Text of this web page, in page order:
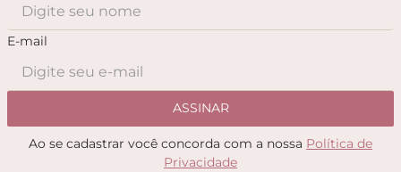
E-mail
ASSINAR
Ao se cadastrar você concorda com a nossa Política de
Privacidade